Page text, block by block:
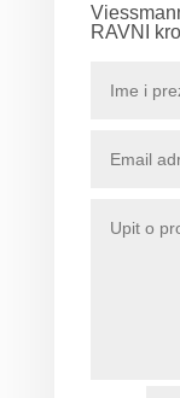
RAVNI